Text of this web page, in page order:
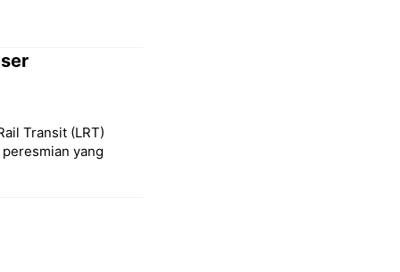
Transit (LRT)
yang